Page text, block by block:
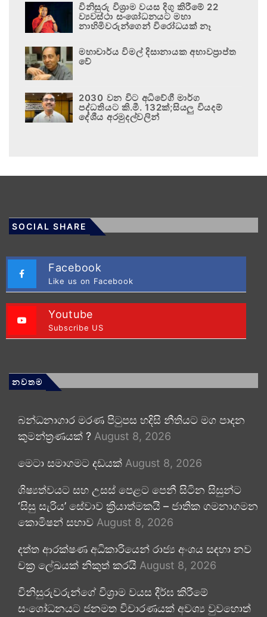
විනිසුරු විශ්‍රාම වයස දිගු කිරීමේ 22
ව්‍යවස්ථා සංශෝධනයට මහා
නාහිමිවරුන්ගෙන් විරෝධයක් නෑ
මහාචාර්ය විමල් දිසානායක අභාවප්‍රාප්ත
වේ
2030 වන විට අධිවේගී මාර්ග
පද්ධතියට කි.මී. 132ක්;සියලු වියදම්
දේශීය අරමුදල්වලින්
SOCIAL SHARE
Facebook
Like us on Facebook
Youtube
Subscribe US
නවතම
බන්ධනාගාර මරණ පිටුපස හදිසි නීතියට මග පාදන
කුමන්ත්‍රණයක් ? August 8, 2026
මෙටා සමාගමට දඩයක් August 8, 2026
ශිෂ්‍යත්වයට සහ උසස් පෙළට පෙනී සිටින සිසුන්ට
‘සිසු සැරිය’ සේවාව ක්‍රියාත්මකයි – ජාතික ගමනාගමන
කොමිෂන් සභාව August 8, 2026
දත්ත ආරක්ෂණ අධිකාරියෙන් රාජ්‍ය අංශය සඳහා නව
චක්‍ර ලේඛයක් නිකුත් කරයි August 8, 2026
විනිසුරුවරුන්ගේ විශ්‍රාම වයස දීර්ඝ කිරීමේ
සංශෝධනයට ජනමත විචාරණයක් අවශ්‍ය වුවහොත්